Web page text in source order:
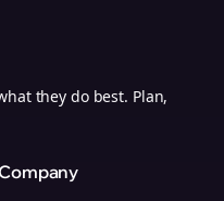
they do best. Plan,